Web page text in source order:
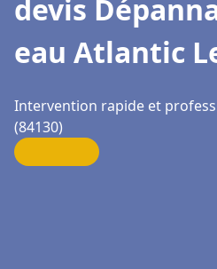
devis
eau Atlantic
Intervention rapide et
(84130)